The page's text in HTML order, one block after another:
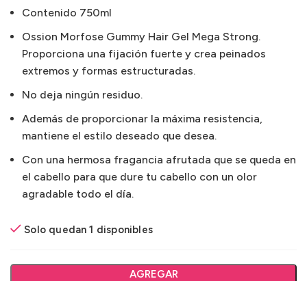
Contenido 750ml
Ossion Morfose Gummy Hair Gel Mega Strong.
Proporciona una fijación fuerte y crea peinados
extremos y formas estructuradas.
No deja ningún residuo.
Además de proporcionar la máxima resistencia,
mantiene el estilo deseado que desea.
Con una hermosa fragancia afrutada que se queda en
el cabello para que dure tu cabello con un olor
agradable todo el día.
Solo quedan 1 disponibles
AGREGAR